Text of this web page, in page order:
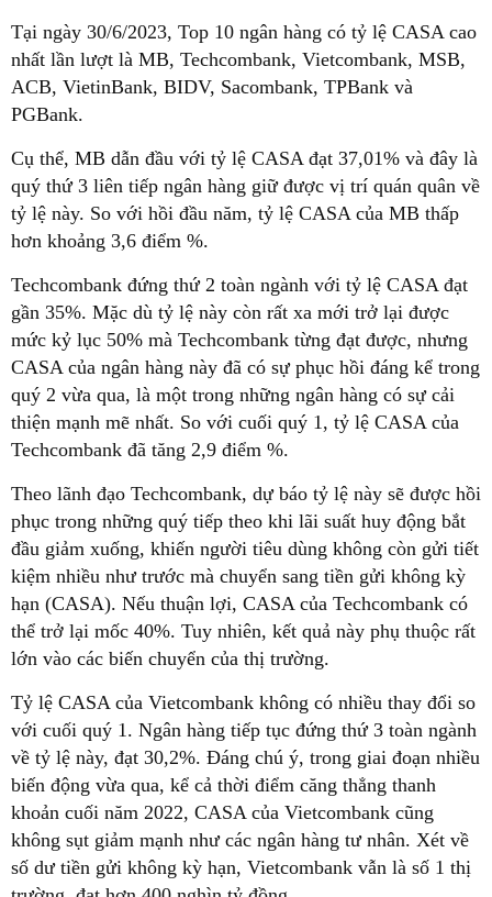
Tại ngày 30/6/2023, Top 10 ngân hàng có tỷ lệ CASA cao
nhất lần lượt là MB, Techcombank, Vietcombank, MSB,
ACB, VietinBank, BIDV, Sacombank, TPBank và
PGBank.
Cụ thể, MB dẫn đầu với tỷ lệ CASA đạt 37,01% và đây là
quý thứ 3 liên tiếp ngân hàng giữ được vị trí quán quân về
tỷ lệ này. So với hồi đầu năm, tỷ lệ CASA của MB thấp
hơn khoảng 3,6 điểm %.
Techcombank đứng thứ 2 toàn ngành với tỷ lệ CASA đạt
gần 35%. Mặc dù tỷ lệ này còn rất xa mới trở lại được
mức kỷ lục 50% mà Techcombank từng đạt được, nhưng
CASA của ngân hàng này đã có sự phục hồi đáng kể trong
quý 2 vừa qua, là một trong những ngân hàng có sự cải
thiện mạnh mẽ nhất. So với cuối quý 1, tỷ lệ CASA của
Techcombank đã tăng 2,9 điểm %.
Theo lãnh đạo Techcombank, dự báo tỷ lệ này sẽ được hồi
phục trong những quý tiếp theo khi lãi suất huy động bắt
đầu giảm xuống, khiến người tiêu dùng không còn gửi tiết
kiệm nhiều như trước mà chuyển sang tiền gửi không kỳ
hạn (CASA). Nếu thuận lợi, CASA của Techcombank có
thể trở lại mốc 40%. Tuy nhiên, kết quả này phụ thuộc rất
lớn vào các biến chuyển của thị trường.
Tỷ lệ CASA của Vietcombank không có nhiều thay đổi so
với cuối quý 1. Ngân hàng tiếp tục đứng thứ 3 toàn ngành
về tỷ lệ này, đạt 30,2%. Đáng chú ý, trong giai đoạn nhiều
biến động vừa qua, kể cả thời điểm căng thẳng thanh
khoản cuối năm 2022, CASA của Vietcombank cũng
không sụt giảm mạnh như các ngân hàng tư nhân. Xét về
số dư tiền gửi không kỳ hạn, Vietcombank vẫn là số 1 thị